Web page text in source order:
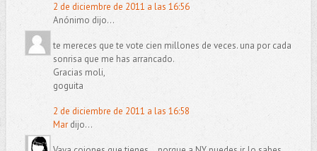
2 de diciembre de 2011 a las 16:56
Anónimo dijo...
te mereces que te vote cien millones de veces. una por cada
sonrisa que me has arrancado.
Gracias moli,
goguita
2 de diciembre de 2011 a las 16:58
Mardijo...